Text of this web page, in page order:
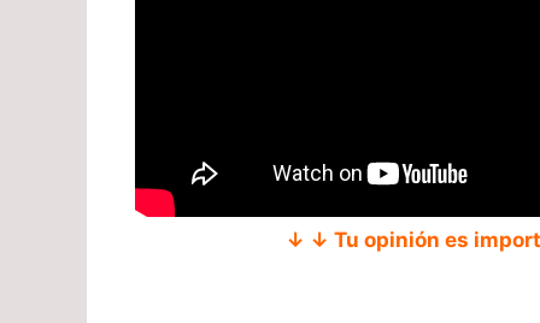
↓ ↓ Tu opinión es